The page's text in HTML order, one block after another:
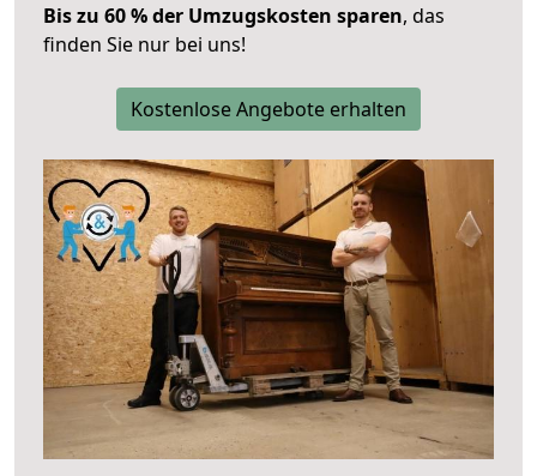
Bis zu 60 % der Umzugskosten sparen, das
finden Sie nur bei uns!
Kostenlose Angebote erhalten